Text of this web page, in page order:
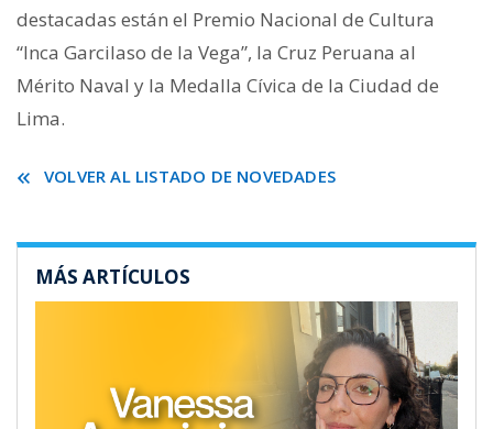
destacadas están el Premio Nacional de Cultura
“Inca Garcilaso de la Vega”, la Cruz Peruana al
Mérito Naval y la Medalla Cívica de la Ciudad de
Lima.
VOLVER AL LISTADO DE NOVEDADES
MÁS ARTÍCULOS